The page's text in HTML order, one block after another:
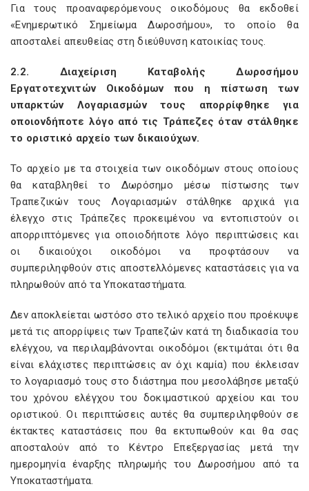
Για τους προαναφερόμενους οικοδόμους θα εκδοθεί
«Ενημερωτικό Σημείωμα Δωροσήμου», το οποίο θα
αποσταλεί απευθείας στη διεύθυνση κατοικίας τους.
2.2. Διαχείριση Καταβολής Δωροσήμου
Εργατοτεχνιτών Οικοδόμων που η πίστωση των
υπαρκτών Λογαριασμών τους απορρίφθηκε για
οποιονδήποτε λόγο από τις Τράπεζες όταν στάλθηκε
το οριστικό αρχείο των δικαιούχων.
Το αρχείο με τα στοιχεία των οικοδόμων στους οποίους
θα καταβληθεί το Δωρόσημο μέσω πίστωσης των
Τραπεζικών τους Λογαριασμών στάλθηκε αρχικά για
έλεγχο στις Τράπεζες προκειμένου να εντοπιστούν οι
απορριπτόμενες για οποιοδήποτε λόγο περιπτώσεις και
οι δικαιούχοι οικοδόμοι να προφτάσουν να
συμπεριληφθούν στις αποστελλόμενες καταστάσεις για να
πληρωθούν από τα Υποκαταστήματα.
Δεν αποκλείεται ωστόσο στο τελικό αρχείο που προέκυψε
μετά τις απορρίψεις των Τραπεζών κατά τη διαδικασία του
ελέγχου, να περιλαμβάνονται οικοδόμοι (εκτιμάται ότι θα
είναι ελάχιστες περιπτώσεις αν όχι καμία) που έκλεισαν
το λογαριασμό τους στο διάστημα που μεσολάβησε μεταξύ
του χρόνου ελέγχου του δοκιμαστικού αρχείου και του
οριστικού. Οι περιπτώσεις αυτές θα συμπεριληφθούν σε
έκτακτες καταστάσεις που θα εκτυπωθούν και θα σας
αποσταλούν από το Κέντρο Επεξεργασίας μετά την
ημερομηνία έναρξης πληρωμής του Δωροσήμου από τα
Υποκαταστήματα.